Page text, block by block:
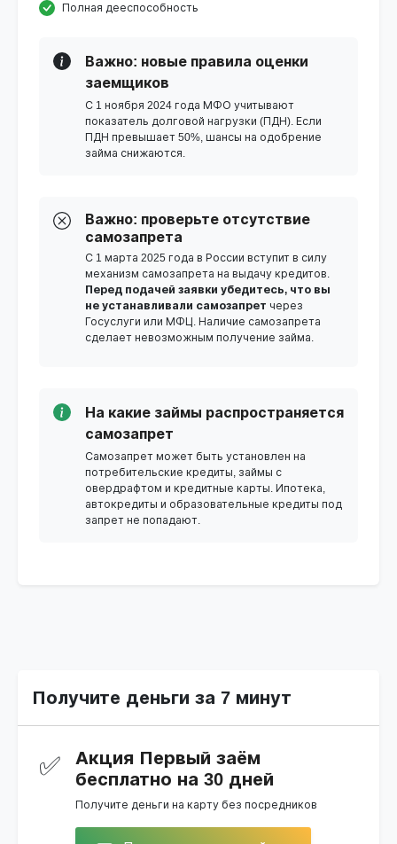
Полная дееспособность
Важно: новые правила оценки
заемщиков
С 1 ноября 2024 года МФО учитывают
показатель долговой нагрузки (ПДН). Если
ПДН превышает 50%, шансы на одобрение
займа снижаются.
Важно: проверьте отсутствие
самозапрета
С 1 марта 2025 года в России вступит в силу
механизм самозапрета на выдачу кредитов.
Перед подачей заявки убедитесь, что вы
не устанавливали самозапрет через
Госуслуги или МФЦ. Наличие самозапрета
сделает невозможным получение займа.
На какие займы распространяется
самозапрет
Самозапрет может быть установлен на
потребительские кредиты, займы с
овердрафтом и кредитные карты. Ипотека,
автокредиты и образовательные кредиты под
запрет не попадают.
Получите деньги за 7 минут
✅
Акция ‎Первый заём
бесплатно на 30 дней
Получите деньги на карту без посредников